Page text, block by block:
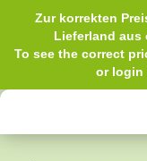
Zur korrekten
Lieferland aus
To see the correct
or